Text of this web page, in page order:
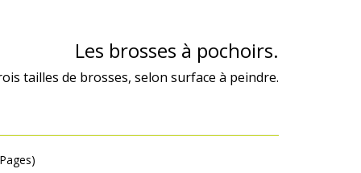
Les brosses à pochoirs.
tailles de brosses, selon surface à peindre.